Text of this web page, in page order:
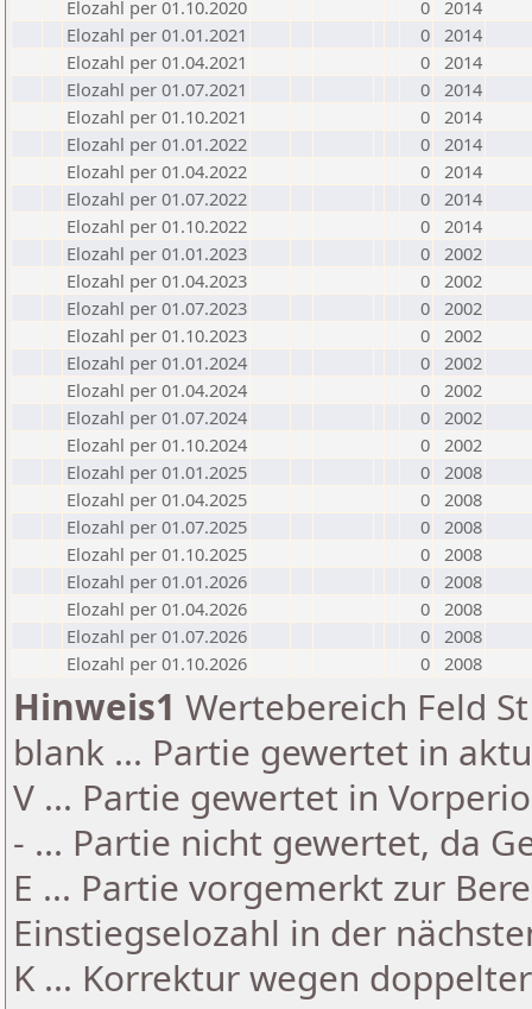
Elozahl per 01.10.2020
0 2014
Elozahl per 01.01.2021
0 2014
Elozahl per 01.04.2021
0 2014
Elozahl per 01.07.2021
0 2014
Elozahl per 01.10.2021
0 2014
Elozahl per 01.01.2022
0 2014
Elozahl per 01.04.2022
0 2014
Elozahl per 01.07.2022
0 2014
Elozahl per 01.10.2022
0 2014
Elozahl per 01.01.2023
0 2002
Elozahl per 01.04.2023
0 2002
Elozahl per 01.07.2023
0 2002
Elozahl per 01.10.2023
0 2002
Elozahl per 01.01.2024
0 2002
Elozahl per 01.04.2024
0 2002
Elozahl per 01.07.2024
0 2002
Elozahl per 01.10.2024
0 2002
Elozahl per 01.01.2025
0 2008
Elozahl per 01.04.2025
0 2008
Elozahl per 01.07.2025
0 2008
Elozahl per 01.10.2025
0 2008
Elozahl per 01.01.2026
0 2008
Elozahl per 01.04.2026
0 2008
Elozahl per 01.07.2026
0 2008
Elozahl per 01.10.2026
0 2008
Hinweis1 Wertebereich Feld
blank ... Partie gewertet in
V ... Partie gewertet in
- ... Partie nicht gewertet, da
E ... Partie vorgemerkt zur
Einstiegselozahl in der
K ... Korrektur wegen